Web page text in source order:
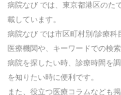
病院なび では、 東京都港区のた
載しています。
病院なび では市区町村別/診療
医療機関や、キーワードでの検索
病院を探したい時、診療時間を
を知りたい時に便利です。
また、役立つ医療コラムなども